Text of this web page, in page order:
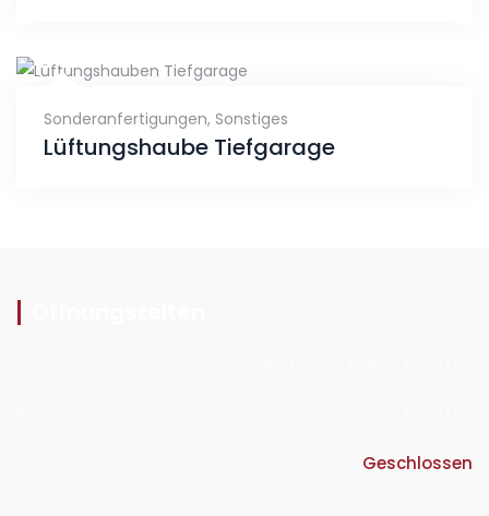
Sonderanfertigungen, Sonstiges
Lüftungshaube Tiefgarage
Geschlossen